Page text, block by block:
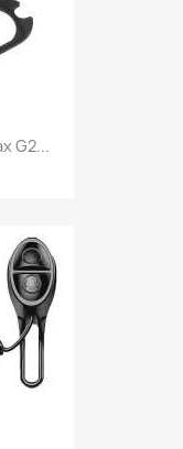
G2...